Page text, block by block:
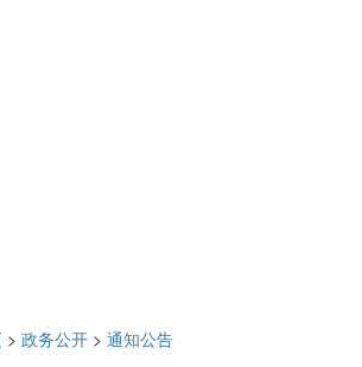
> 政务公开 > 通知公告